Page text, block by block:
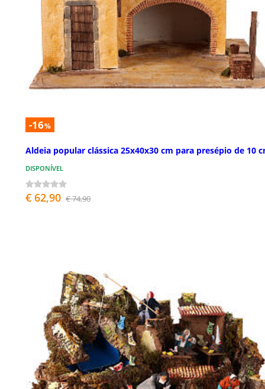
-16%
Aldeia popular clássica 25x40x30 cm para presépio de 10
DISPONÍVEL
€ 62,90 € 74,90